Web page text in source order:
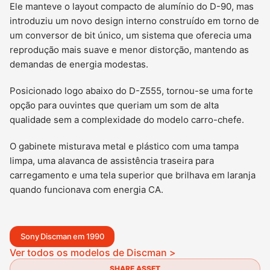
Ele manteve o layout compacto de alumínio do D-90, mas
introduziu um novo design interno construído em torno de
um conversor de bit único, um sistema que oferecia uma
reprodução mais suave e menor distorção, mantendo as
demandas de energia modestas.
Posicionado logo abaixo do D-Z555, tornou-se uma forte
opção para ouvintes que queriam um som de alta
qualidade sem a complexidade do modelo carro-chefe.
O gabinete misturava metal e plástico com uma tampa
limpa, uma alavanca de assistência traseira para
carregamento e uma tela superior que brilhava em laranja
quando funcionava com energia CA.
Sony Discman em 1990
Ver todos os modelos de Discman >